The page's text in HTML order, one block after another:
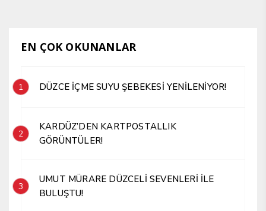
EN ÇOK OKUNANLAR
1 DÜZCE İÇME SUYU ŞEBEKESİ YENİLENİYOR!
2
KARDÜZ’DEN KARTPOSTALLIK
GÖRÜNTÜLER!
3
UMUT MÜRARE DÜZCELİ SEVENLERİ İLE
BULUŞTU!